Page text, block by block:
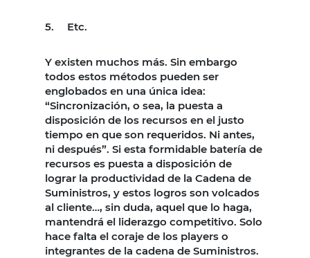
5. Etc.
Y existen muchos más. Sin embargo
todos estos métodos pueden ser
englobados en una única idea:
“Sincronización, o sea, la puesta a
disposición de los recursos en el justo
tiempo en que son requeridos. Ni antes,
ni después”. Si esta formidable batería de
recursos es puesta a disposición de
lograr la productividad de la Cadena de
Suministros, y estos logros son volcados
al cliente…, sin duda, aquel que lo haga,
mantendrá el liderazgo competitivo. Solo
hace falta el coraje de los players o
integrantes de la cadena de Suministros.